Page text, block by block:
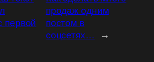
первой
продаж одним
постом в
соцсетях…
→